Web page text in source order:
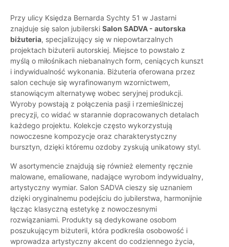
Przy ulicy Księdza Bernarda Sychty 51 w Jastarni
znajduje się salon jubilerski Salon SADVA - autorska
biżuteria, specjalizujący się w niepowtarzalnych
projektach biżuterii autorskiej. Miejsce to powstało z
myślą o miłośnikach niebanalnych form, ceniących kunszt
i indywidualność wykonania. Biżuteria oferowana przez
salon cechuje się wyrafinowanym wzornictwem,
stanowiącym alternatywę wobec seryjnej produkcji.
Wyroby powstają z połączenia pasji i rzemieślniczej
precyzji, co widać w starannie dopracowanych detalach
każdego projektu. Kolekcje często wykorzystują
nowoczesne kompozycje oraz charakterystyczny
bursztyn, dzięki któremu ozdoby zyskują unikatowy styl.
W asortymencie znajdują się również elementy ręcznie
malowane, emaliowane, nadające wyrobom indywidualny,
artystyczny wymiar. Salon SADVA cieszy się uznaniem
dzięki oryginalnemu podejściu do jubilerstwa, harmonijnie
łącząc klasyczną estetykę z nowoczesnymi
rozwiązaniami. Produkty są dedykowane osobom
poszukującym biżuterii, która podkreśla osobowość i
wprowadza artystyczny akcent do codziennego życia,